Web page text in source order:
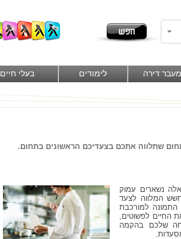
מעבר דירה לימודים בעלי חיים
שתלווה אתכם בצעדיכם הראשונים בתחום.
נשארים עמוק
המלווה לצעד
התמונה למורכבת
החיים לפשוטים,
שלכם בהקמה